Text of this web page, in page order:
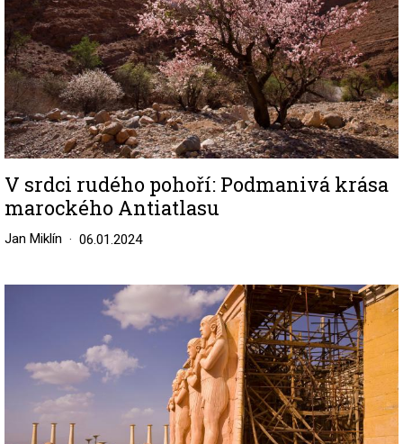
V srdci rudého pohoří: Podmanivá krása
marockého Antiatlasu
Jan Miklín 06.01.2024